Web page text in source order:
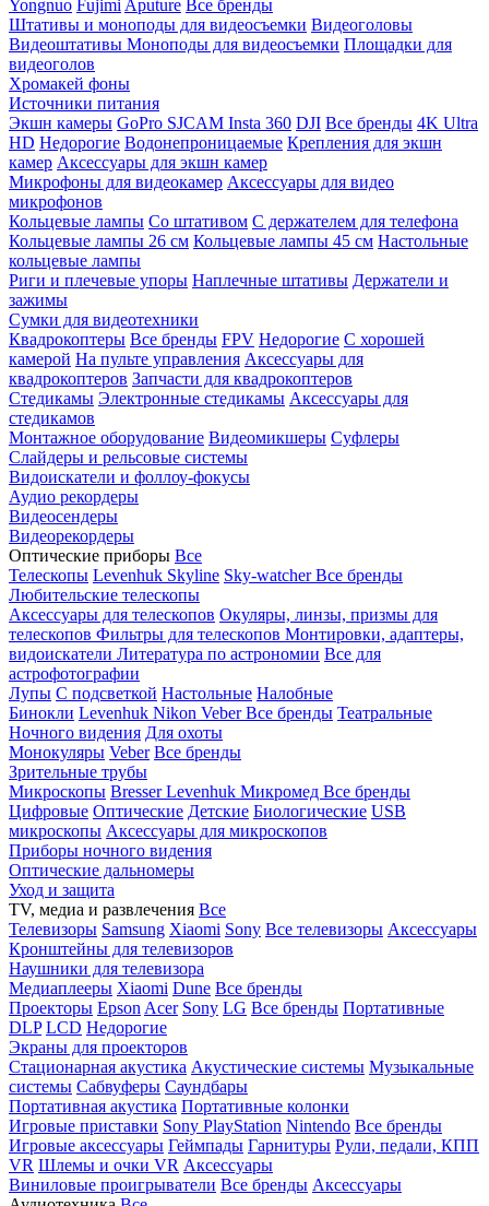
Yongnuo Fujimi Aputure Все бренды
Штативы и моноподы для видеосъемки Видеоголовы
Видеоштативы Моноподы для видеосъемки Площадки для
видеоголов
Хромакей фоны
Источники питания
Экшн камеры GoPro SJCAM Insta 360 DJI Все бренды 4K Ultra
HD Недорогие Водонепроницаемые Крепления для экшн
камер Аксессуары для экшн камер
Микрофоны для видеокамер Аксессуары для видео
микрофонов
Кольцевые лампы Со штативом C держателем для телефона
Кольцевые лампы 26 см Кольцевые лампы 45 см Настольные
кольцевые лампы
Риги и плечевые упоры Наплечные штативы Держатели и
зажимы
Сумки для видеотехники
Квадрокоптеры Все бренды FPV Недорогие С хорошей
камерой На пульте управления Аксессуары для
квадрокоптеров Запчасти для квадрокоптеров
Стедикамы Электронные стедикамы Аксессуары для
стедикамов
Монтажное оборудование Видеомикшеры Суфлеры
Слайдеры и рельсовые системы
Видоискатели и фоллоу-фокусы
Аудио рекордеры
Видеосендеры
Видеорекордеры
Оптические приборы Все
Телескопы Levenhuk Skyline Sky-watcherВсе бренды
Любительские телескопы
Аксессуары для телескопов Окуляры, линзы, призмы для
телескопов Фильтры для телескопов Монтировки, адаптеры,
видоискатели Литература по астрономии Все для
астрофотографии
Лупы С подсветкой Настольные Налобные
Бинокли Levenhuk Nikon VeberВсе бренды Театральные
Ночного видения Для охоты
Монокуляры Veber Все бренды
Зрительные трубы
Микроскопы BresserLevenhuk Микромед Все бренды
Цифровые Оптические Детские Биологические USB
микроскопы Аксессуары для микроскопов
Приборы ночного видения
Оптические дальномеры
Уход и защита
TV, медиа и развлечения Все
Телевизоры Samsung Xiaomi Sony Все телевизоры Аксессуары
Кронштейны для телевизоров
Наушники для телевизора
Медиаплееры Xiaomi Dune Все бренды
Проекторы Epson Acer Sony LG Все бренды Портативные
DLP LCD Недорогие
Экраны для проекторов
Стационарная акустика Акустические системы Музыкальные
системы Сабвуферы Саундбары
Портативная акустика Портативные колонки
Игровые приставки Sony PlayStation Nintendo Все бренды
Игровые аксессуары Геймпады Гарнитуры Рули, педали, КПП
VR Шлемы и очки VR Аксессуары
Виниловые проигрыватели Все бренды Аксессуары